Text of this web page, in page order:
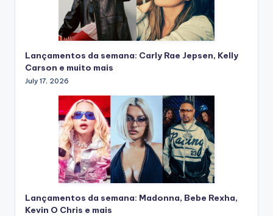
Lançamentos da semana: Carly Rae Jepsen, Kelly
Carson e muito mais
July 17, 2026
Lançamentos da semana: Madonna, Bebe Rexha,
Kevin O Chris e mais